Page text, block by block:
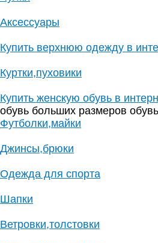
Аксессуары
Купить верхнюю одежду в
Куртки,пуховики
Купить женскую обувь в
обувь больших размеров
Футболки,майки
Джинсы,брюки
Одежда для спорта
Шапки
Ветровки,толстовки